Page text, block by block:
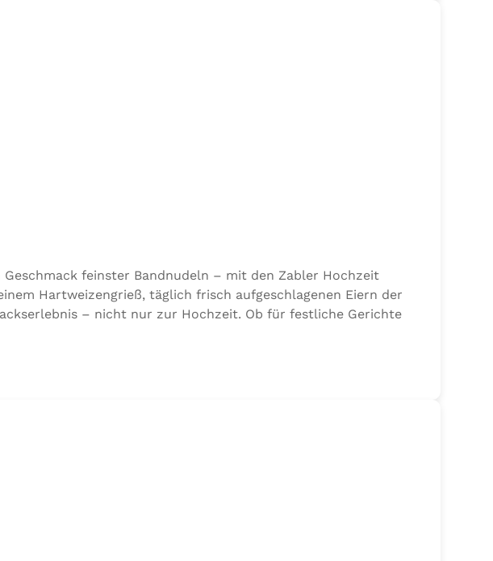
feinster Bandnudeln – mit den Zabler Hochzeit
Hartweizengrieß, täglich frisch aufgeschlagenen Eiern der
– nicht nur zur Hochzeit. Ob für festliche Gerichte
Fleischgerichten oder vegetarischen Saucen. Ihre strukturierte
– Qualität seit Generationen